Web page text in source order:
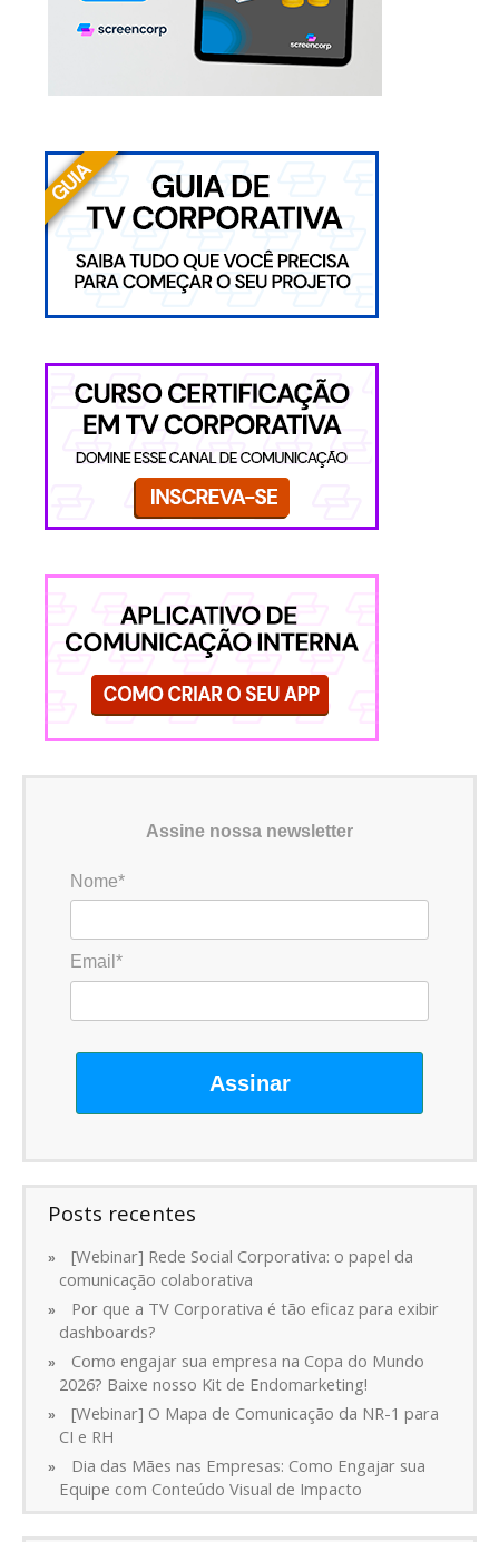
Assine nossa newsletter
Nome*
Email*
Assinar
Posts recentes
[Webinar] Rede Social Corporativa: o papel da
comunicação colaborativa
Por que a TV Corporativa é tão eficaz para exibir
dashboards?
Como engajar sua empresa na Copa do Mundo
2026? Baixe nosso Kit de Endomarketing!
[Webinar] O Mapa de Comunicação da NR-1 para
CI e RH
Dia das Mães nas Empresas: Como Engajar sua
Equipe com Conteúdo Visual de Impacto